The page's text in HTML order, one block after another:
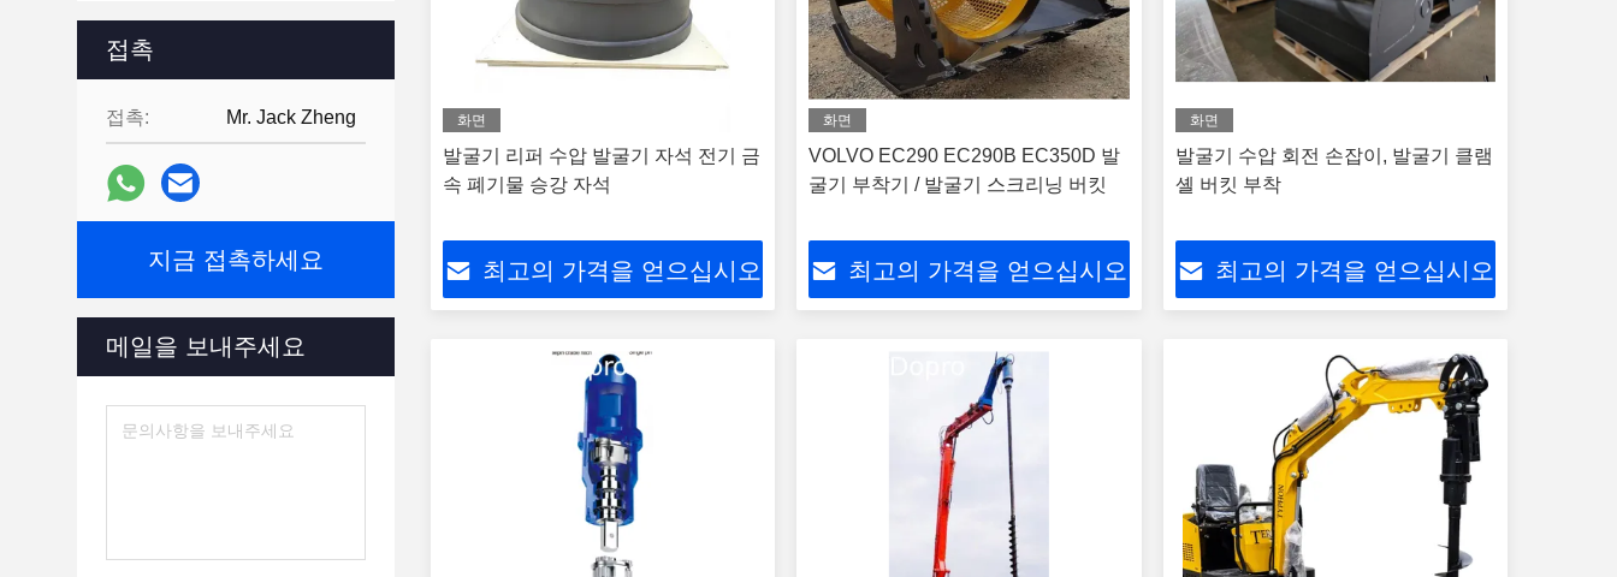
굴삭기 리퍼 부착
(13)
굴삭기는 진동 마치를 탑재했
습니다 (3)
수력 플레이트 콤팩터(14)
접촉
접촉: Mr. Jack Zheng
지금 접촉하세요
메일을 보내주세요
화면
발굴기 리퍼 수압 발굴기 자석 전기 금
속 폐기물 승강 자석
최고의 가격을 얻으십시오
화면
VOLVO EC290 EC290B EC350D 발
굴기 부착기 / 발굴기 스크리닝 버킷
최고의 가격을 얻으십시오
화면
발굴기 수압 회전 손잡이, 발굴기 클램
셸 버킷 부착
최고의 가격을 얻으십시오